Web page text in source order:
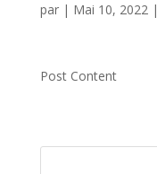
par | Mai 10, 2022|
Post Content